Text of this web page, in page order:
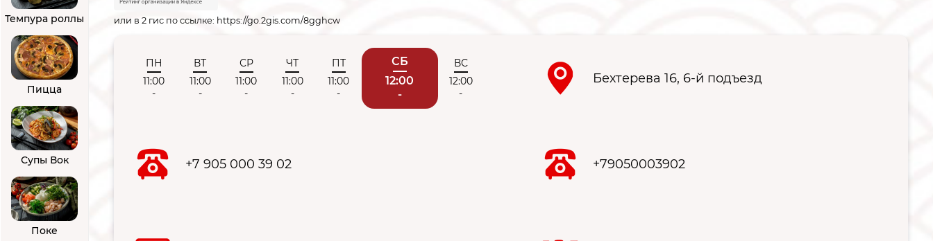
Темпура роллы
Пицца
Супы Вок
Поке
или в 2 гис по ссылке: https://go.2gis.com/8gghcw
ПН
11:00
-
ВТ
11:00
-
СР
11:00
-
ЧТ
11:00
-
ПТ
11:00
-
СБ
12:00
-
ВС
12:00
-
Бехтерева 16, 6-й подъезд
+7 905 000 39 02 +79050003902